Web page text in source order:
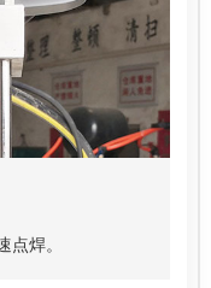
点焊。